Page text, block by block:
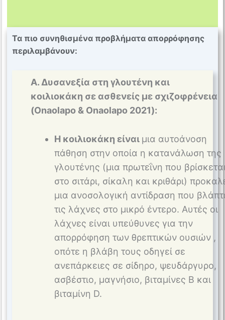
Τα πιο συνηθισμένα προβλήματα απορρόφησης
περιλαμβάνουν:
Α. Δυσανεξία στη γλουτένη και
κοιλιοκάκη σε ασθενείς με σχιζοφρένεια
(Onaolapo & Onaolapo 2021):
Η κοιλιοκάκη είναι μια αυτοάνοση
πάθηση στην οποία η κατανάλωση της
γλουτένης (μια πρωτεΐνη που
στο σιτάρι, σίκαλη και κριθάρι)
μια ανοσολογική αντίδραση που
τις λάχνες στο μικρό έντερο. Αυτές οι
λάχνες είναι υπεύθυνες για την
απορρόφηση των θρεπτικών ουσιών ,
οπότε η βλάβη τους οδηγεί σε
ανεπάρκειες σε σίδηρο, ψευδάργυρο,
ασβέστιο, μαγνήσιο, βιταμίνες Β και
βιταμίνη D.